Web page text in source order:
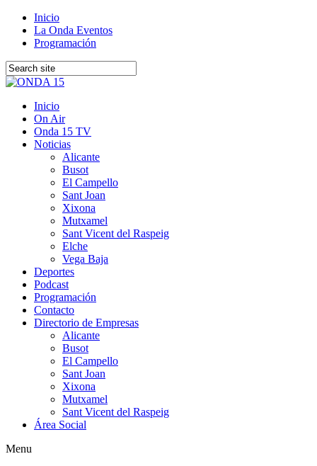
Inicio
La Onda Eventos
Programación
Inicio
On Air
Onda 15 TV
Noticias
Alicante
Busot
El Campello
Sant Joan
Xixona
Mutxamel
Sant Vicent del Raspeig
Elche
Vega Baja
Deportes
Podcast
Programación
Contacto
Directorio de Empresas
Alicante
Busot
El Campello
Sant Joan
Xixona
Mutxamel
Sant Vicent del Raspeig
Área Social
Menu